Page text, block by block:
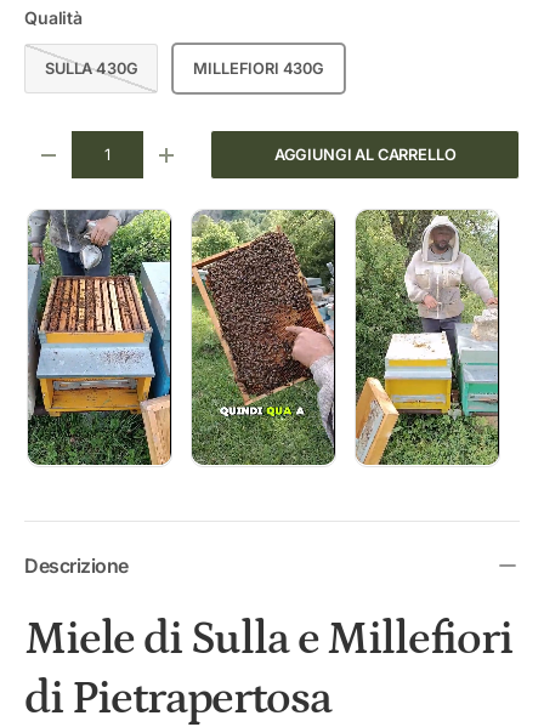
Qualità
SULLA 430G MILLEFIORI 430G
DIMINUIRE LA QUANTITÀAUMENTA LA QUANTITÀAGGIUNGI AL CARRELLO
Descrizione
Miele di Sulla e Millefiori
di Pietrapertosa